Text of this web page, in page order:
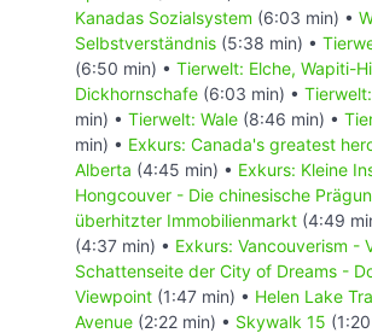
Kanadas Sozialsystem (6:03 min) •
Selbstverständnis (5:38 min) •
(6:50 min) • Tierwelt: Elche, Wapiti-
Dickhornschafe (6:03 min) •
min) • Tierwelt: Wale (8:46 min) •
min) • Exkurs: Canada's greatest
Alberta (4:45 min) • Exkurs: Kleine
Hongcouver - Die chinesische
überhitzter Immobilienmarkt (4:49
(4:37 min) • Exkurs: Vancouverism -
Schattenseite der City of Dreams -
Viewpoint (1:47 min) • Helen Lake
Avenue (2:22 min) • Skywalk 15